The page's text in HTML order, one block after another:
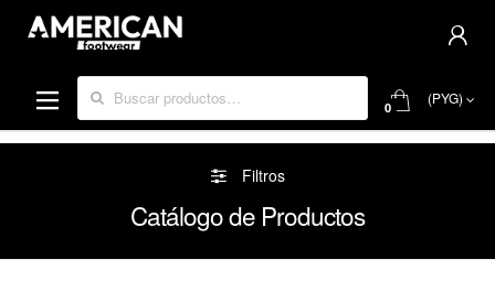
Buscar por:
0 (PYG)
Filtros
Catálogo de Productos